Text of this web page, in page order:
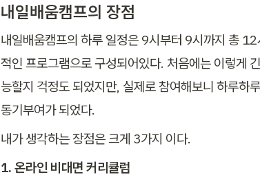
내일배움캠프의 장점
내일배움캠프의 하루 일정은 9시부터 9시까지 총
적인 프로그램으로 구성되어있다. 처음에는 이렇게
능할지 걱정도 되었지만, 실제로 참여해보니 하루하
동기부여가 되었다.
내가 생각하는 장점은 크게 3가지 이다.
1. 온라인 비대면 커리큘럼